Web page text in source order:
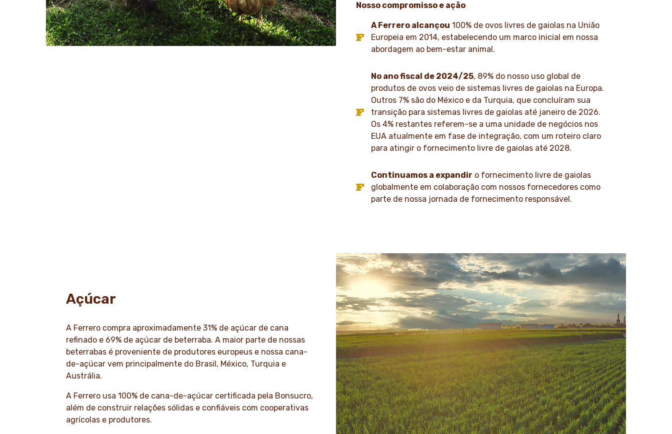
Nosso compromisso e ação
A Ferrero alcançou 100% de ovos livres de gaiolas na União
Europeia em 2014, estabelecendo um marco inicial em nossa
abordagem ao bem-estar animal.
No ano fiscal de 2024/25, 89% do nosso uso global de
produtos de ovos veio de sistemas livres de gaiolas na Europa.
Outros 7% são do México e da Turquia, que concluíram sua
transição para sistemas livres de gaiolas até janeiro de 2026.
Os 4% restantes referem-se a uma unidade de negócios nos
EUA atualmente em fase de integração, com um roteiro claro
para atingir o fornecimento livre de gaiolas até 2028.
Continuamos a expandir o fornecimento livre de gaiolas
globalmente em colaboração com nossos fornecedores como
parte de nossa jornada de fornecimento responsável.
Açúcar
A Ferrero compra aproximadamente 31% de açúcar de cana
refinado e 69% de açúcar de beterraba. A maior parte de nossas
beterrabas é proveniente de produtores europeus e nossa cana-
de-açúcar vem principalmente do Brasil, México, Turquia e
Austrália.
A Ferrero usa 100% de cana-de-açúcar certificada pela Bonsucro,
além de construir relações sólidas e confiáveis com cooperativas
agrícolas e produtores.